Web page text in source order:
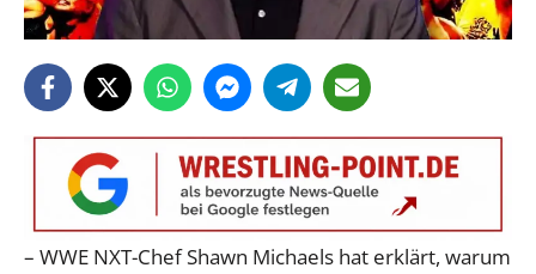
– WWE NXT-Chef Shawn Michaels hat erklärt, warum